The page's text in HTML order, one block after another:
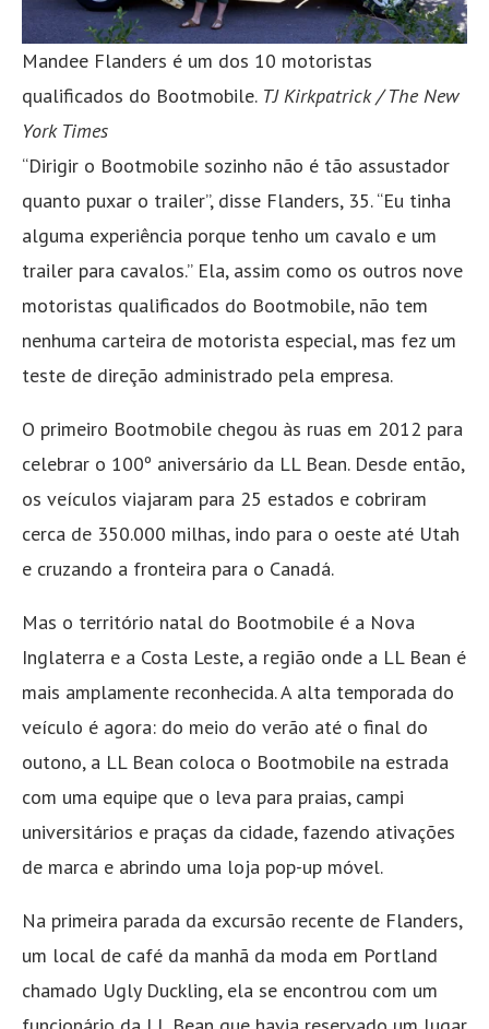
Mandee Flanders é um dos 10 motoristas
qualificados do Bootmobile. TJ Kirkpatrick / The New
York Times
“Dirigir o Bootmobile sozinho não é tão assustador
quanto puxar o trailer”, disse Flanders, 35. “Eu tinha
alguma experiência porque tenho um cavalo e um
trailer para cavalos.” ​​Ela, assim como os outros nove
motoristas qualificados do Bootmobile, não tem
nenhuma carteira de motorista especial, mas fez um
teste de direção administrado pela empresa.
O primeiro Bootmobile chegou às ruas em 2012 para
celebrar o 100º aniversário da LL Bean. Desde então,
os veículos viajaram para 25 estados e cobriram
cerca de 350.000 milhas, indo para o oeste até Utah
e cruzando a fronteira para o Canadá.
Mas o território natal do Bootmobile é a Nova
Inglaterra e a Costa Leste, a região onde a LL Bean é
mais amplamente reconhecida. A alta temporada do
veículo é agora: do meio do verão até o final do
outono, a LL Bean coloca o Bootmobile na estrada
com uma equipe que o leva para praias, campi
universitários e praças da cidade, fazendo ativações
de marca e abrindo uma loja pop-up móvel.
Na primeira parada da excursão recente de Flanders,
um local de café da manhã da moda em Portland
chamado Ugly Duckling, ela se encontrou com um